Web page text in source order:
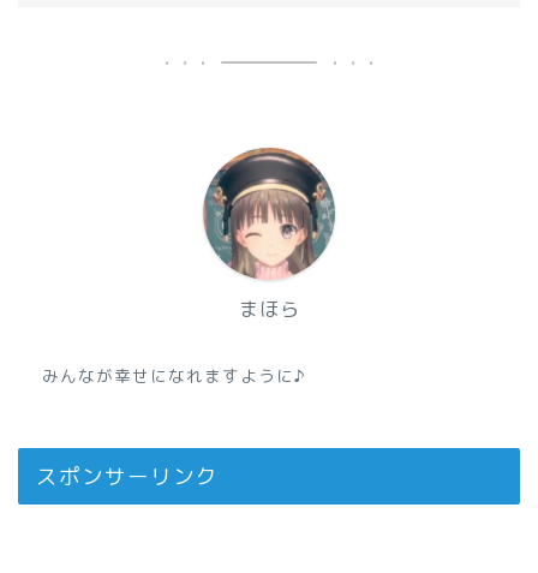
まほら
みんなが幸せになれますように♪
スポンサーリンク